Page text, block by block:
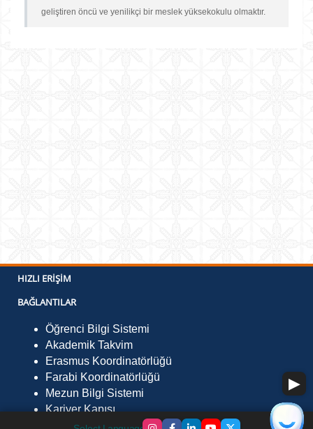
geliştiren öncü ve yenilikçi bir meslek yüksekokulu olmaktır.
HIZLI ERIŞIM
BAĞLANTILAR
Öğrenci Bilgi Sistemi
Akademik Takvim
Erasmus Koordinatörlüğü
Farabi Koordinatörlüğü
Mezun Bilgi Sistemi
Kariyer Kapısı